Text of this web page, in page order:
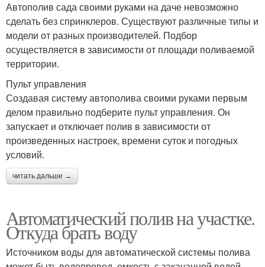
Автополив сада своими руками на даче невозможно
сделать без спринклеров. Существуют различные типы и
модели от разных производителей. Подбор
осуществляется в зависимости от площади поливаемой
территории.
Пульт управления
Создавая систему автополива своими руками первым
делом правильно подберите пульт управления. Он
запускает и отключает полив в зависимости от
произведенных настроек, времени суток и погодных
условий.
читать дальше →
Автоматический полив на участке.
Откуда брать воду
Источником воды для автоматической системы полива